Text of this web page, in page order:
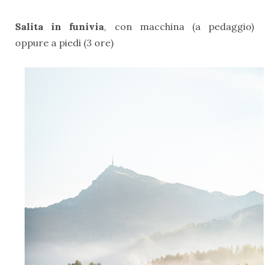
Salita in funivia, con macchina (a pedaggio)
oppure a piedi (3 ore)